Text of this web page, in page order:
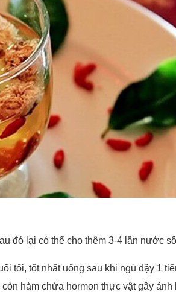
đó lại có thể cho thêm 3-4 lần nước
tối, tốt nhất uống sau khi ngủ dậy 1
hàm chứa hormon thực vật gây